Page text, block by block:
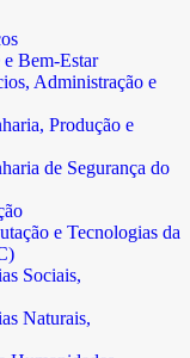
Bem-Estar
Administração e
Produção e
de Segurança do
e Tecnologias da
Sociais,
Naturais,